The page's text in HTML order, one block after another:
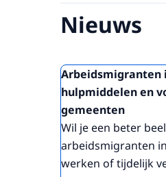
Nieuws
Arbeidsmigranten
hulpmiddelen en
gemeenten
Wil je een beter
arbeidsmigranten
werken of tijdelijk